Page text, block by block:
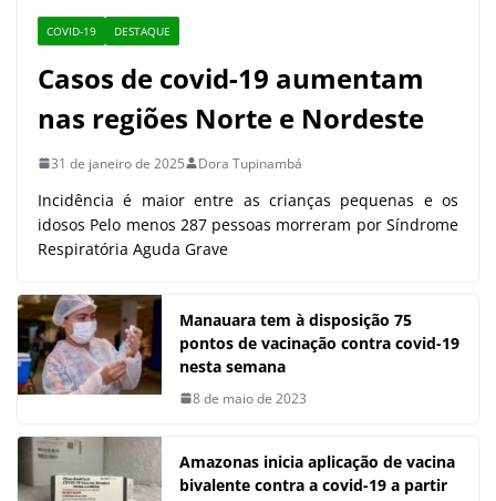
COVID-19 DESTAQUE
Casos de covid-19 aumentam
nas regiões Norte e Nordeste
31 de janeiro de 2025 Dora Tupinambá
Incidência é maior entre as crianças pequenas e os
idosos Pelo menos 287 pessoas morreram por Síndrome
Respiratória Aguda Grave
Manauara tem à disposição 75
pontos de vacinação contra covid-19
nesta semana
8 de maio de 2023
Amazonas inicia aplicação de vacina
bivalente contra a covid-19 a partir